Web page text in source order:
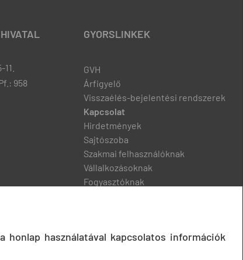
958
GYORSLINKEK
GVH
Árfigyelő
Visszaélés-bejelentési rendszerek
Kapcsolat
Hirdetmények
Sajtószoba
Szakmai felhasználóknak
Vállalkozásoknak
Fogyasztóknak
honlap használatával kapcsolatos információk